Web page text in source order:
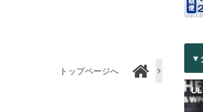
トップページへ
▼